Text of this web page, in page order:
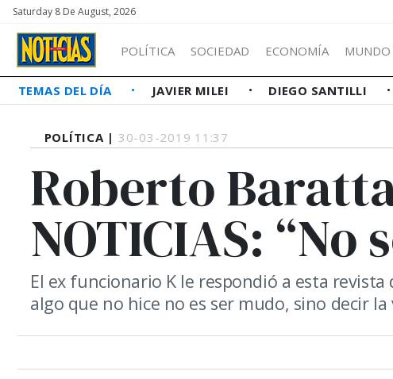
Saturday 8 De August, 2026
POLÍTICA SOCIEDAD ECONOMÍA MUNDO
TEMAS DEL DÍA JAVIER MILEI DIEGO SANTILLI
POLÍTICA | 30-03-2019 11:37
Roberto
NOTICIAS: “No
El ex funcionario K le respondió a esta revista
algo que no hice no es ser mudo, sino decir la